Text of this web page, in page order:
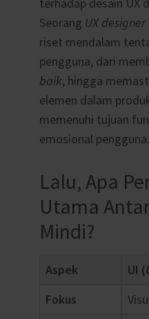
terhadap desain UX
Seorang UX designer
riset mendalam
pengguna, dari
baik, hingga
elemen dalam
memenuhi tujuan
emosional pengguna.
Lalu, Apa
Utama
Mindi?
Aspek UI (
Fokus